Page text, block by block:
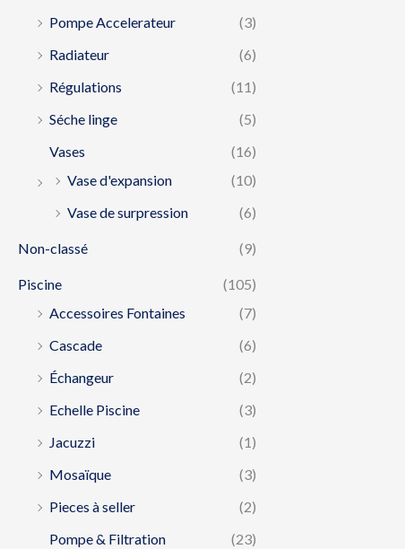
Pompe Accelerateur
(3)
Radiateur
(6)
Régulations
(11)
Séche linge
(5)
Vases
(16)
Vase d'expansion
(10)
Vase de surpression
(6)
Non-classé (9)
Piscine
(105)
Accessoires Fontaines
(7)
Cascade
(6)
Échangeur
(2)
Echelle Piscine
(3)
Jacuzzi
(1)
Mosaïque
(3)
Pieces à seller
(2)
Pompe & Filtration
(23)